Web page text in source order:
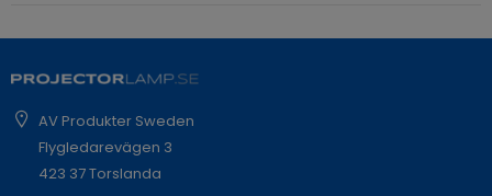
AV Produkter Sweden
Flygledarevägen 3
423 37 Torslanda